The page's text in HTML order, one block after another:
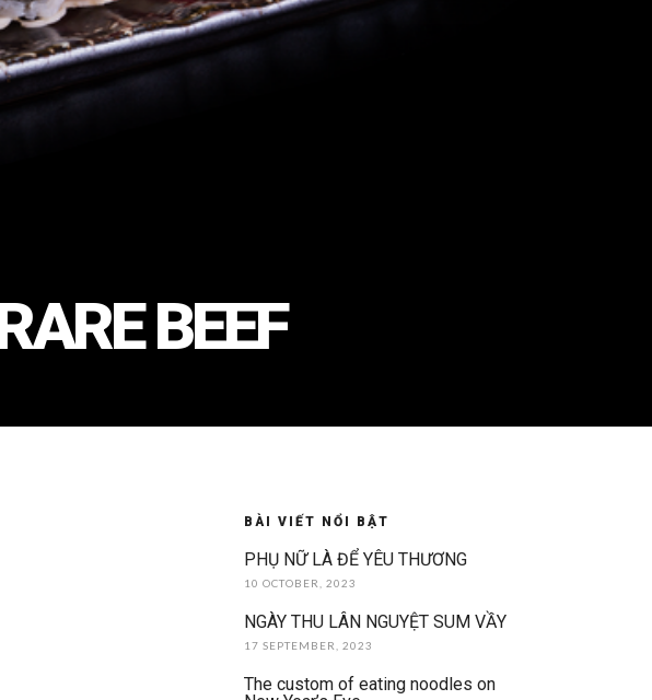
BEEF
BÀI VIẾT NỔI BẬT
PHỤ NỮ LÀ ĐỂ YÊU THƯƠNG
10 OCTOBER, 2023
NGÀY THU LÂN NGUYỆT SUM VẦY
17 SEPTEMBER, 2023
The custom of eating noodles on